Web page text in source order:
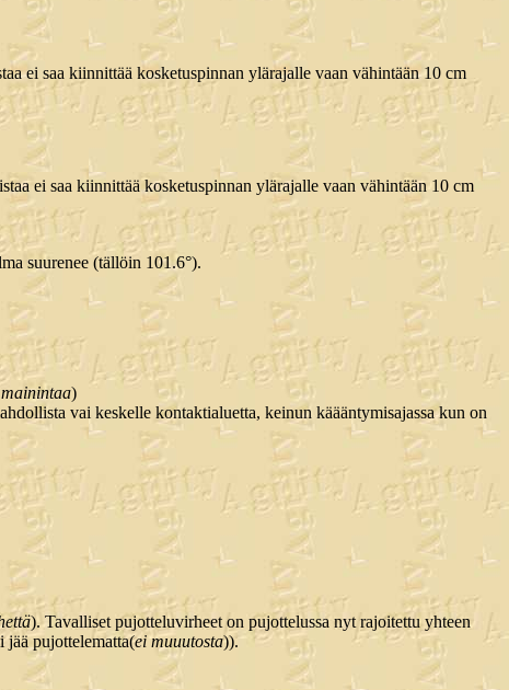
ei saa kiinnittää kosketuspinnan ylärajalle vaan vähintään 10 cm
ei saa kiinnittää kosketuspinnan ylärajalle vaan vähintään 10 cm
suurenee (tällöin 101.6°).
)
vai keskelle kontaktialuetta, keinun käääntymisajassa kun on
). Tavalliset pujotteluvirheet on pujottelussa nyt rajoitettu yhteen
pujottelematta(ei muuutosta)).